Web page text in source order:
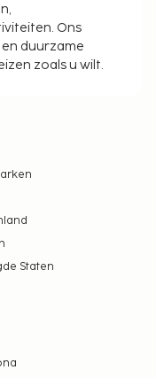
Ons
duurzame
zoals u wilt.
Staten